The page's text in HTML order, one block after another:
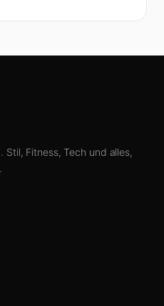
Stil, Fitness, Tech und alles,